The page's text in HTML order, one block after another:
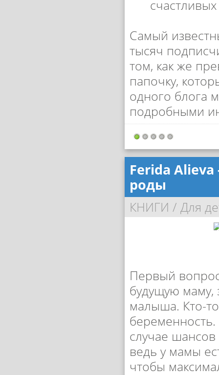
Самый
тысяч
том, как же
папочку,
одного блога
подробными
Ferida
роды
КНИГИ / Для
Первый
будущую маму,
малыша. Кто-
случае
ведь у мамы
чтобы